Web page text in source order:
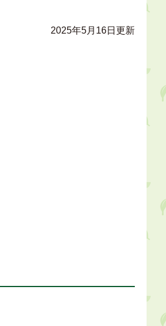
2025年5月16日更新